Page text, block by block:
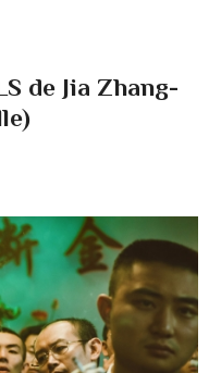
de Jia Zhang-